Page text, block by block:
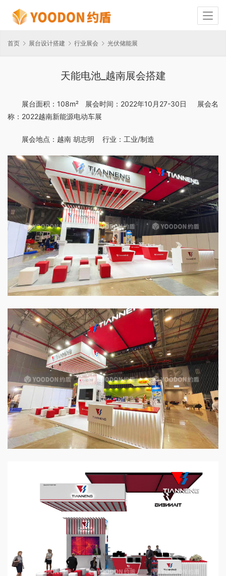
首页 展台设计搭建 行业展会 光伏储能展
天能电池_越南展会搭建
展台面积：108m²   展会时间：2022年10月27-30日     展会名
称：2022越南新能源电动车展
展会地点：越南 胡志明    行业：工业/制造